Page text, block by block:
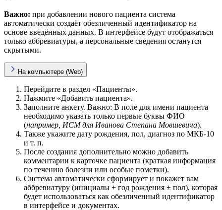
Важно: при добавлении нового пациента система
автоматически создаёт обезличенный идентификатор на
основе введённых данных. В интерфейсе будут отображаться
только аббревиатуры, а персональные сведения останутся
скрытыми.
На компьютере (Web)
Перейдите в раздел «Пациенты».
Нажмите «Добавить пациента».
Заполните анкету. Важно: В поле для имени пациента
необходимо указать только первые буквы ФИО
(например, ИСМ для Иванова Степана Мовшевича).
Также укажите дату рождения, пол, диагноз по МКБ-10
и т. п.
После создания дополнительно можно добавить
комментарии к карточке пациента (краткая информация
по течению болезни или особые пометки).
Система автоматически сформирует и покажет вам
аббревиатуру (инициалы + год рождения ± пол), которая
будет использоваться как обезличенный идентификатор
в интерфейсе и документах.